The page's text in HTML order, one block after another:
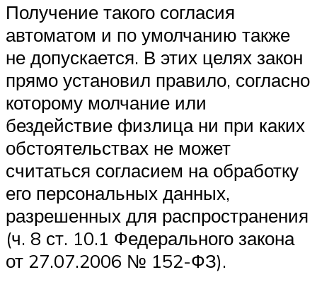
Получение такого согласия
автоматом и по умолчанию также
не допускается. В этих целях закон
прямо установил правило, согласно
которому молчание или
бездействие физлица ни при каких
обстоятельствах не может
считаться согласием на обработку
его персональных данных,
разрешенных для распространения
(ч. 8 ст. 10.1 Федерального закона
от 27.07.2006 № 152-ФЗ).